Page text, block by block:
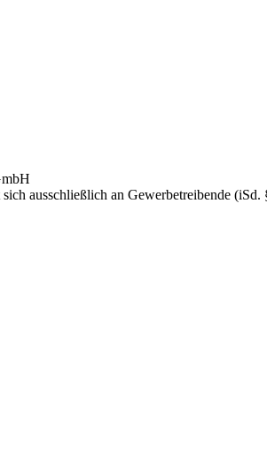
ausschließlich an Gewerbetreibende (iSd.